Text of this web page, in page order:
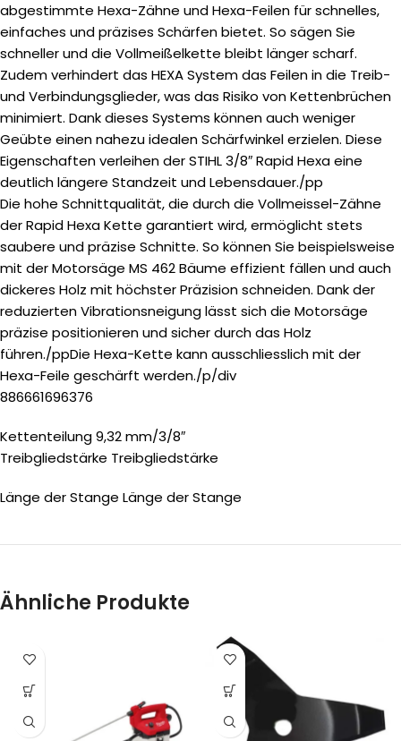
abgestimmte Hexa-Zähne und Hexa-Feilen für schnelles,
einfaches und präzises Schärfen bietet. So sägen Sie
schneller und die Vollmeißelkette bleibt länger scharf.
Zudem verhindert das HEXA System das Feilen in die Treib-
und Verbindungsglieder, was das Risiko von Kettenbrüchen
minimiert. Dank dieses Systems können auch weniger
Geübte einen nahezu idealen Schärfwinkel erzielen. Diese
Eigenschaften verleihen der STIHL 3/8″ Rapid Hexa eine
deutlich längere Standzeit und Lebensdauer./pp
Die hohe Schnittqualität, die durch die Vollmeissel-Zähne
der Rapid Hexa Kette garantiert wird, ermöglicht stets
saubere und präzise Schnitte. So können Sie beispielsweise
mit der Motorsäge MS 462 Bäume effizient fällen und auch
dickeres Holz mit höchster Präzision schneiden. Dank der
reduzierten Vibrationsneigung lässt sich die Motorsäge
präzise positionieren und sicher durch das Holz
führen./ppDie Hexa-Kette kann ausschliesslich mit der
Hexa-Feile geschärft werden./p/div
886661696376
Kettenteilung 9,32 mm/3/8″
Treibgliedstärke Treibgliedstärke
Länge der Stange Länge der Stange
Ähnliche Produkte